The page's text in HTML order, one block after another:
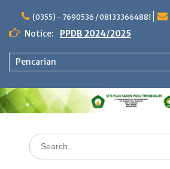
content
(0355) - 7690536 / 081333664881
Notice: PPDB 2024/2025
Pencarian
Search
for: